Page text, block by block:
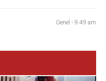
Genel - 9:49 am